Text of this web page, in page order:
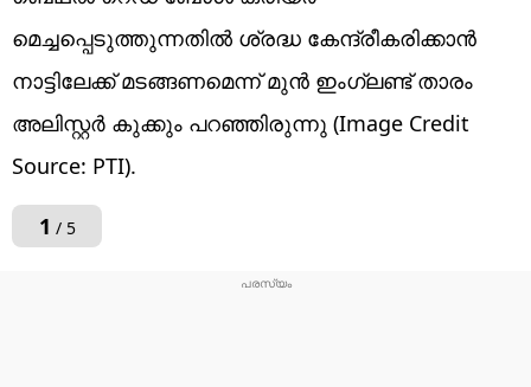
മെച്ചപ്പെടുത്തുന്നതിൽ ശ്രദ്ധ കേന്ദ്രീകരിക്കാൻ
നാട്ടിലേക്ക് മടങ്ങണമെന്ന് മുൻ ഇംഗ്ലണ്ട് താരം
അലിസ്റ്റർ കുക്കും പറഞ്ഞിരുന്നു (Image Credit
Source: PTI).
1 / 5